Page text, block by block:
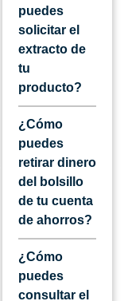
puedes
solicitar el
extracto de
tu
producto?
¿Cómo
puedes
retirar dinero
del bolsillo
de tu cuenta
de ahorros?
¿Cómo
puedes
consultar el